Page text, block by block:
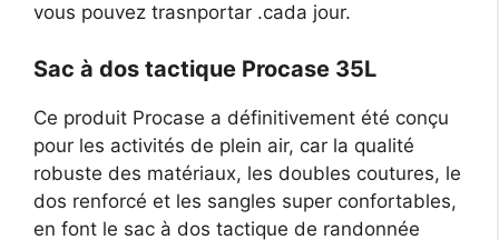
vous pouvez trasnportar .cada jour.
Sac à dos tactique Procase 35L
Ce produit Procase a définitivement été conçu
pour les activités de plein air, car la qualité
robuste des matériaux, les doubles coutures, le
dos renforcé et les sangles super confortables,
en font le sac à dos tactique de randonnée